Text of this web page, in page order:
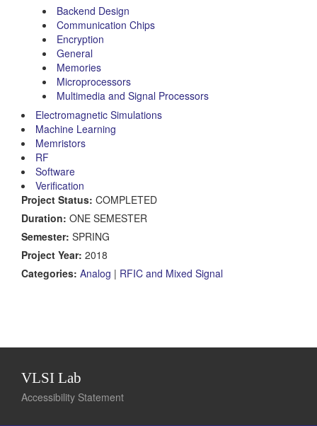
Backend Design
Communication Chips
Encryption
General
Memories
Microprocessors
Multimedia and Signal Processors
Electromagnetic Simulations
Machine Learning
Memristors
RF
Software
Verification
Project Status: COMPLETED
Duration: ONE SEMESTER
Semester: SPRING
Project Year: 2018
Categories: Analog | RFIC and Mixed Signal
VLSI Lab
Accessibility Statement